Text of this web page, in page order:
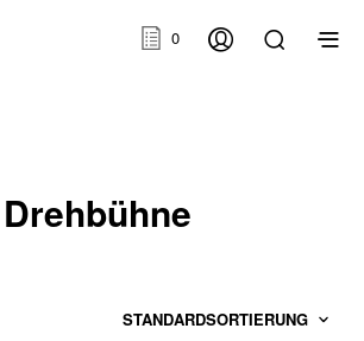
0
Drehbühne